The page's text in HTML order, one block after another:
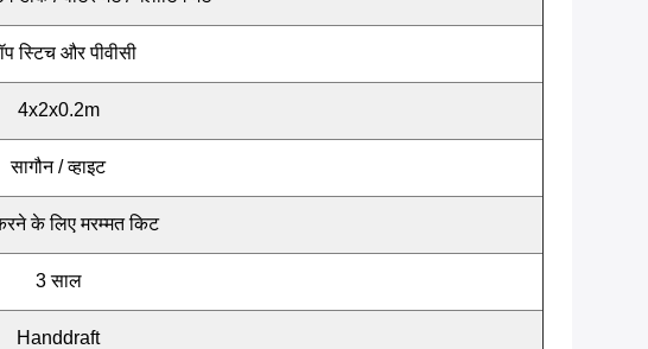
स्टिच और पीवीसी
4x2x0.2m
सागौन / व्हाइट
के लिए मरम्मत किट
3 साल
Handdraft